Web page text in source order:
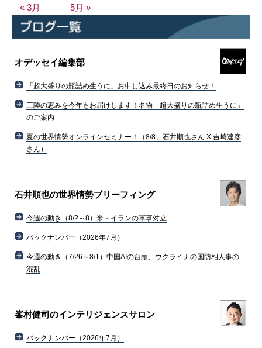
« 3月 5月 »
オデッセイ編集部
「超大盛りの瓶詰め生うに」お申し込み最終日のお知らせ！
三陸の恵みを今年もお届けします！名物「超大盛りの瓶詰め生うに」
のご案内
夏の世界情勢オンラインセミナー！（8/8、石井順也さん X 吉崎達彦
さん）
石井順也の世界情勢ブリーフィング
今週の動き（8/2～8）米・イランの軍事対立
バックナンバー（2026年7月）
今週の動き（7/26～8/1）中国AIの台頭、ウクライナの国防相人事の
混乱
峯村健司のインテリジェンスサロン
バックナンバー（2026年7月）